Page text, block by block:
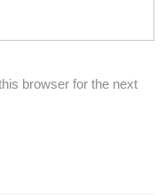
browser for the next